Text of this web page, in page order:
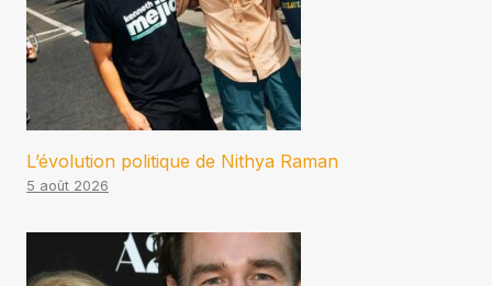
L’évolution politique de Nithya Raman
5 août 2026